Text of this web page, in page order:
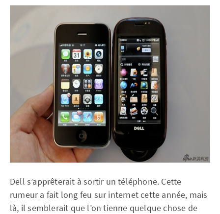
Dell s’apprêterait à sortir un téléphone. Cette
rumeur a fait long feu sur internet cette année, mais
là, il semblerait que l’on tienne quelque chose de